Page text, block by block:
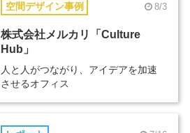
空間デザイン事例 8/3
株式会社メルカリ「Culture
Hub」
人と人がつながり、アイデアを加速
させるオフィス